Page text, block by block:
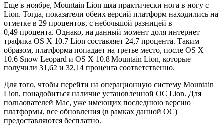
Еще в ноябре, Mountain Lion шла практически нога в ногу с
Lion. Тогда, показатели обеих версий платформ находились на
отметке в 29 процентов, с небольшой разницей в
0,49 процента. Однако, на данный момент доля интернет
трафика OS X 10.7 Lion составляет 24,7 процента. Таким
образом, платформа попадает на третье место, после OS X
10.6 Snow Leopard и OS X 10.8 Mountain Lion, которые
получили 31,62 и 32,14 процента соответственно.
Для того, чтобы перейти на операционную систему Mountain
Lion, понадобиться наличие установленной ОС Lion. Для
пользователей Mac, уже имеющих последнюю версию
платформы, все обновления (в рамках данной ОС)
предоставляются бесплатно.